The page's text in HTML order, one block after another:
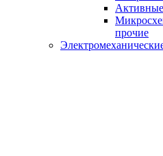
прочие